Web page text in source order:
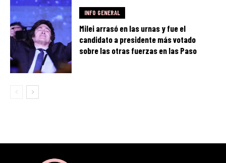
INFO GENERAL
Milei arrasó en las urnas y fue el
candidato a presidente más votado
sobre las otras fuerzas en las Paso